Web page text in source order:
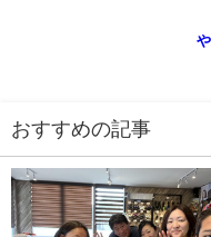
おすすめの記事